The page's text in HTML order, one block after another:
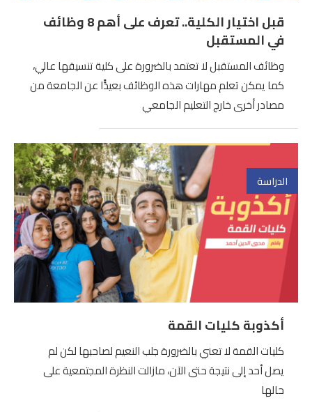
قبل اختيار الكلية.. تعرف على أهم 8 وظائف
في المستقبل
وظائف المستقبل لا تعتمد بالضرورة على كلية تنسيقها عالي،
كما يمكن تعلم مهارات هذه الوظائف بعيدًًا عن الجامعة من
مصادر أخرى خارج التعليم الجامعي
الدراسة
أكذوبة كليات القمة
كليات القمة لا تعني بالضرورة جلب النعيم لصاحبها لكن لم
يصل أحد إلى نتيجة حتى الآن، مازالت النظرة المجتمعية على
حالها